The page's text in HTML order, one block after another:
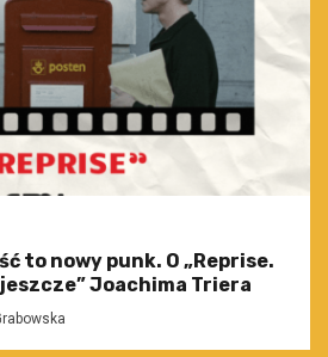
to nowy punk. O „Reprise.
Joachima Triera